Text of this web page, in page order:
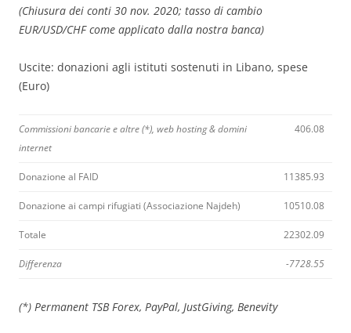
(Chiusura dei conti 30 nov. 2020; tasso di cambio
EUR/USD/CHF come applicato dalla nostra banca)
Uscite: donazioni agli istituti sostenuti in Libano, spese
(Euro)
Commissioni bancarie e altre (*), web hosting & domini
internet
406.08
Donazione al FAID 11385.93
Donazione ai campi rifugiati (Associazione Najdeh) 10510.08
Totale 22302.09
Differenza -7728.55
(*) Permanent TSB Forex, PayPal, JustGiving, Benevity